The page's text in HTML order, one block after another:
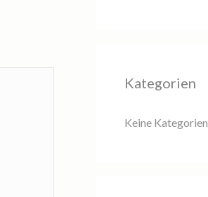
Kategorien
Keine Kategorien